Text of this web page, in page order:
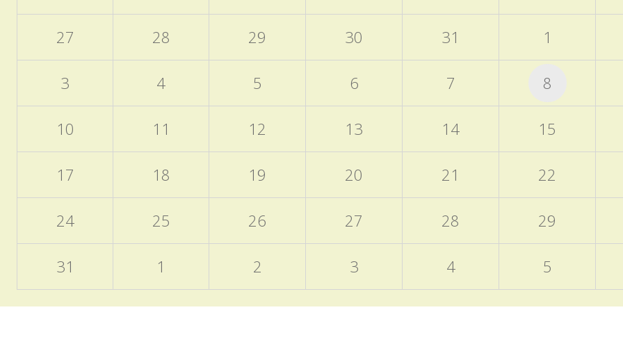
27 28 29 30 31 1
3 4 5 6 7 8
10 11 12 13 14 15
17 18 19 20 21 22
24 25 26 27 28 29
31 1 2 3 4 5